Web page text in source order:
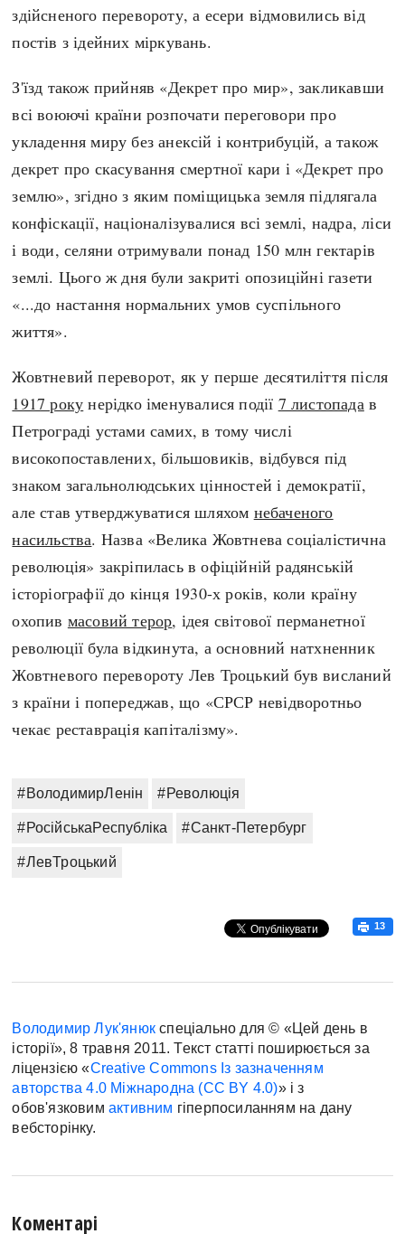
здійсненого перевороту, а есери відмовились від
постів з ідейних міркувань.
З'їзд також прийняв «Декрет про мир», закликавши
всі воюючі країни розпочати переговори про
укладення миру без анексій і контрибуцій, а також
декрет про скасування смертної кари і «Декрет про
землю», згідно з яким поміщицька земля підлягала
конфіскації, націоналізувалися всі землі, надра, ліси
і води, селяни отримували понад 150 млн гектарів
землі. Цього ж дня були закриті опозиційні газети
«...до настання нормальних умов суспільного
життя».
Жовтневий переворот, як у перше десятиліття після
1917 року нерідко іменувалися події 7 листопада в
Петрограді устами самих, в тому числі
високопоставлених, більшовиків, відбувся під
знаком загальнолюдських цінностей і демократії,
але став утверджуватися шляхом небаченого
насильства. Назва «Велика Жовтнева соціалістична
революція» закріпилась в офіційній радянській
історіографії до кінця 1930-х років, коли країну
охопив масовий терор, ідея світової перманетної
революції була відкинута, а основний натхненник
Жовтневого перевороту Лев Троцький був висланий
з країни і попереджав, що «СРСР невідворотньо
чекає реставрація капіталізму».
#ВолодимирЛенін #Революція
#РосійськаРеспубліка #Санкт-Петербург
#ЛевТроцький
13
Володимир Лук'янюк спеціально для © «Цей день в
історії», 8 травня 2011. Текст статті поширюється за
ліцензією «Creative Commons Із зазначенням
авторства 4.0 Міжнародна (CC BY 4.0)» і з
обов'язковимактивним гіперпосиланням на дану
вебсторінку.
Коментарі